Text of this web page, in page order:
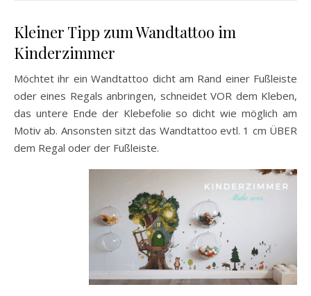
Kleiner Tipp zum Wandtattoo im
Kinderzimmer
Möchtet ihr ein Wandtattoo dicht am Rand einer Fußleiste
oder eines Regals anbringen, schneidet VOR dem Kleben,
das untere Ende der Klebefolie so dicht wie möglich am
Motiv ab. Ansonsten sitzt das Wandtattoo evtl. 1 cm ÜBER
dem Regal oder der Fußleiste.